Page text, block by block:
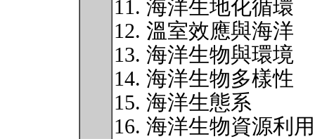
11. 海洋生地化循環
12. 溫室效應與海洋
13. 海洋生物與環境
14. 海洋生物多樣性
15. 海洋生態系
16. 海洋生物資源利